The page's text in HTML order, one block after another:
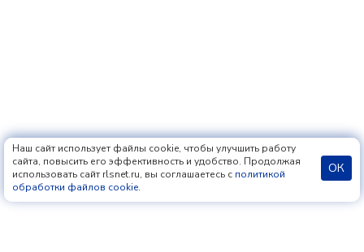
Наш сайт использует файлы cookie, чтобы улучшить работу
сайта, повысить его эффективность и удобство. Продолжая
использовать сайт rlsnet.ru, вы соглашаетесь с политикой
обработки файлов cookie.
ОК